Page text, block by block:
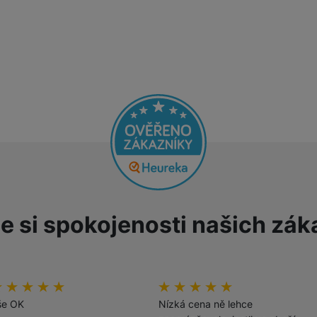
si spokojenosti našich
zákazníků
%
OK
Hodnocení zákazníků
100%
Nízká cena ně lehce